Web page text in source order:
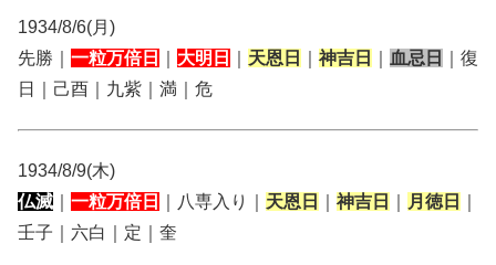
1934/8/6(月)
先勝｜ 一粒万倍日 大明日 天恩日 神吉日 血忌日
｜復
日｜己酉｜九紫｜満｜危
1934/8/9(木)
仏滅
一粒万倍日 ｜八専入り｜ 天恩日 神吉日 月徳日
壬子｜六白｜定｜奎